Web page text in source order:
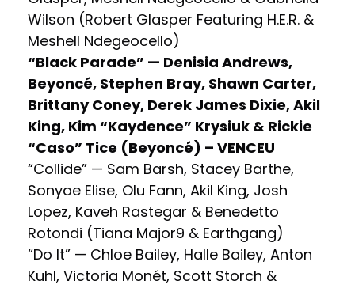
Wilson (Robert Glasper Featuring H.E.R. &
Meshell Ndegeocello)
“Black Parade” — Denisia Andrews,
Beyoncé, Stephen Bray, Shawn Carter,
Brittany Coney, Derek James Dixie, Akil
King, Kim “Kaydence” Krysiuk & Rickie
“Caso” Tice (Beyoncé) – VENCEU
“Collide” — Sam Barsh, Stacey Barthe,
Sonyae Elise, Olu Fann, Akil King, Josh
Lopez, Kaveh Rastegar & Benedetto
Rotondi (Tiana Major9 & Earthgang)
“Do It” — Chloe Bailey, Halle Bailey, Anton
Kuhl, Victoria Monét, Scott Storch &